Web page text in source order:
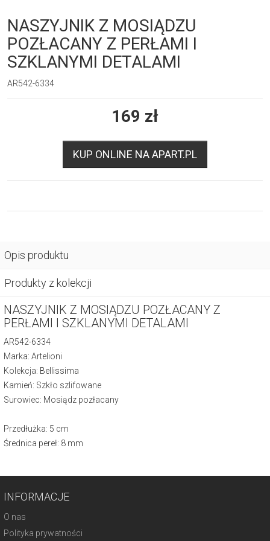
NASZYJNIK Z MOSIĄDZU
POZŁACANY Z PERŁAMI I
SZKLANYMI DETALAMI
AR542-6334
169 zł
KUP ONLINE NA APART.PL
Opis produktu
Produkty z kolekcji
NASZYJNIK Z MOSIĄDZU POZŁACANY Z
PERŁAMI I SZKLANYMI DETALAMI
AR542-6334
Marka: Artelioni
Kolekcja: Bellissima
Kamień: Szkło szlifowane
Surowiec: Mosiądz pozłacany
Przedłużka: 5 cm
Średnica pereł: 8 mm
INFORMACJE
O nas
Polityka prywatności